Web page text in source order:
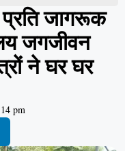
जागरूक
जगजीवन
ने घर घर
pm